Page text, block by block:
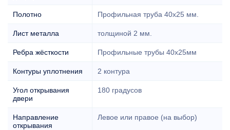
Полотно Профильная труба 40х25 мм.
Лист металла толщиной 2 мм.
Ребра жёсткости Профильные трубы 40х25мм
Контуры уплотнения 2 контура
Угол открывания
двери
180 градусов
Направление
открывания
Левое или правое (на выбор)